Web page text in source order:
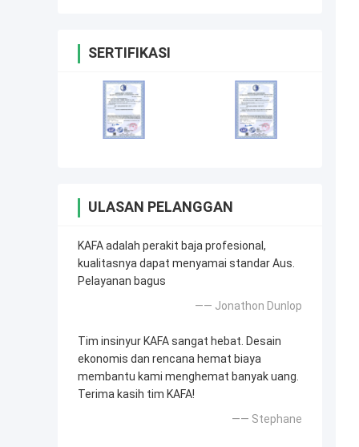
SERTIFIKASI
ULASAN PELANGGAN
KAFA adalah perakit baja profesional,
kualitasnya dapat menyamai standar Aus.
Pelayanan bagus
—— Jonathon Dunlop
Tim insinyur KAFA sangat hebat. Desain
ekonomis dan rencana hemat biaya
membantu kami menghemat banyak uang.
Terima kasih tim KAFA!
—— Stephane